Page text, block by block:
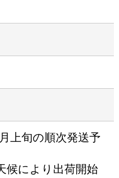
上旬の順次発送予
候により出荷開始